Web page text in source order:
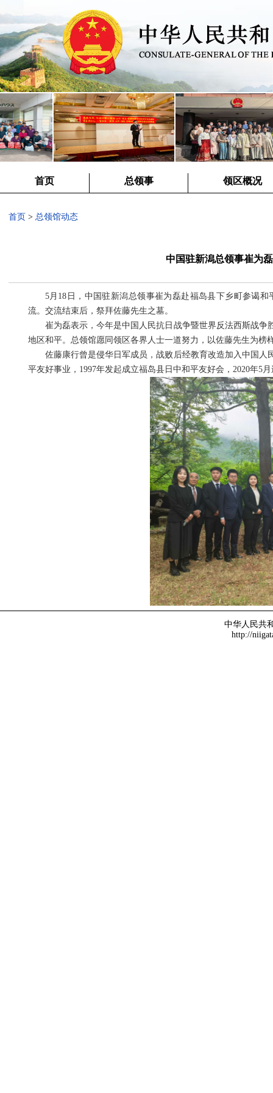
首页 总领事 领区概况
首页 > 总领馆动态
中国驻新潟总领事崔为
5月18日，中国驻新潟总领事崔为磊赴福岛县下乡町参谒和
流。交流结束后，祭拜佐藤先生之墓。
崔为磊表示，今年是中国人民抗日战争暨世界反法西斯战争
地区和平。总领馆愿同领区各界人士一道努力，以佐藤先生为
佐藤康行曾是侵华日军成员，战败后经教育改造加入中国人
平友好事业，1997年发起成立福岛县日中和平友好会，2020年5
中华人民共
http://